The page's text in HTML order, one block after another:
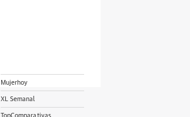
Mujerhoy
XL Semanal
TopComparativas